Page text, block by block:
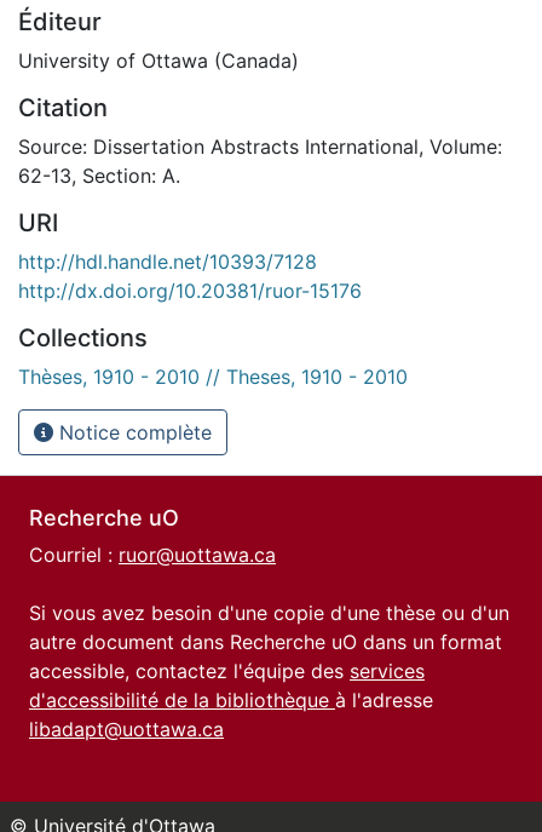
Éditeur
University of Ottawa (Canada)
Citation
Source: Dissertation Abstracts International, Volume:
62-13, Section: A.
URI
http://hdl.handle.net/10393/7128
http://dx.doi.org/10.20381/ruor-15176
Collections
Thèses, 1910 - 2010 // Theses, 1910 - 2010
Notice complète
Recherche uO
Courriel : ruor@uottawa.ca
Si vous avez besoin d'une copie d'une thèse ou d'un
autre document dans Recherche uO dans un format
accessible, contactez l'équipe des services
d'accessibilité de la bibliothèque à l'adresse
libadapt@uottawa.ca
© Université d'Ottawa